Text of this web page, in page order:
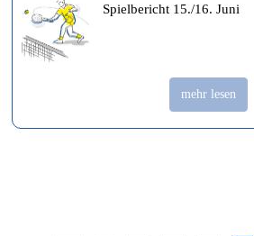
Spielbericht 15./16. Juni
mehr lesen